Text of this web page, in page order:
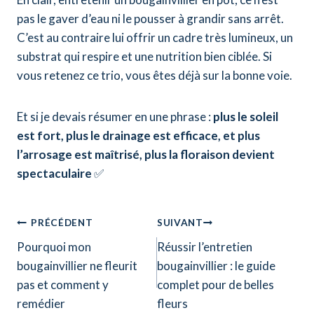
pas le gaver d’eau ni le pousser à grandir sans arrêt.
C’est au contraire lui offrir un cadre très lumineux, un
substrat qui respire et une nutrition bien ciblée. Si
vous retenez ce trio, vous êtes déjà sur la bonne voie.
Et si je devais résumer en une phrase :plus le soleil
est fort, plus le drainage est efficace, et plus
l’arrosage est maîtrisé, plus la floraison devient
spectaculaire✅
Navigation
de
l’article
PRÉCÉDENT
Pourquoi mon
bougainvillier ne fleurit
pas et comment y
remédier
SUIVANT
Réussir l’entretien
bougainvillier : le guide
complet pour de belles
fleurs